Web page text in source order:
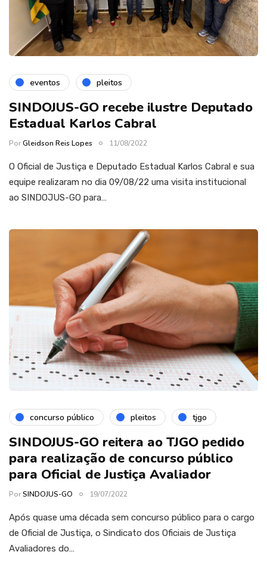
eventos pleitos
SINDOJUS-GO recebe ilustre Deputado
Estadual Karlos Cabral
PorGleidson Reis Lopes 11/08/2022
O Oficial de Justiça e Deputado Estadual Karlos Cabral e sua
equipe realizaram no dia 09/08/22 uma visita institucional
ao SINDOJUS-GO para…
concurso público pleitos tjgo
SINDOJUS-GO reitera ao TJGO pedido
para realização de concurso público
para Oficial de Justiça Avaliador
PorSINDOJUS-GO 19/07/2022
Após quase uma década sem concurso público para o cargo
de Oficial de Justiça, o Sindicato dos Oficiais de Justiça
Avaliadores do…